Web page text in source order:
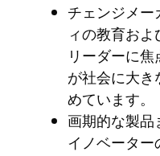
チェンジメー
ィの教育お
リーダーに
が社会に大
めています。
画期的な製
イノベータ